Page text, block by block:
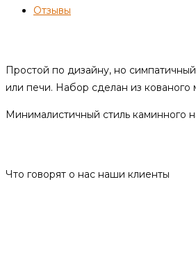
Отзывы
Простой по дизайну, но
или печи. Набор сделан из кованого
Минималистичный стиль каминного
Что говорят о нас наши клиенты